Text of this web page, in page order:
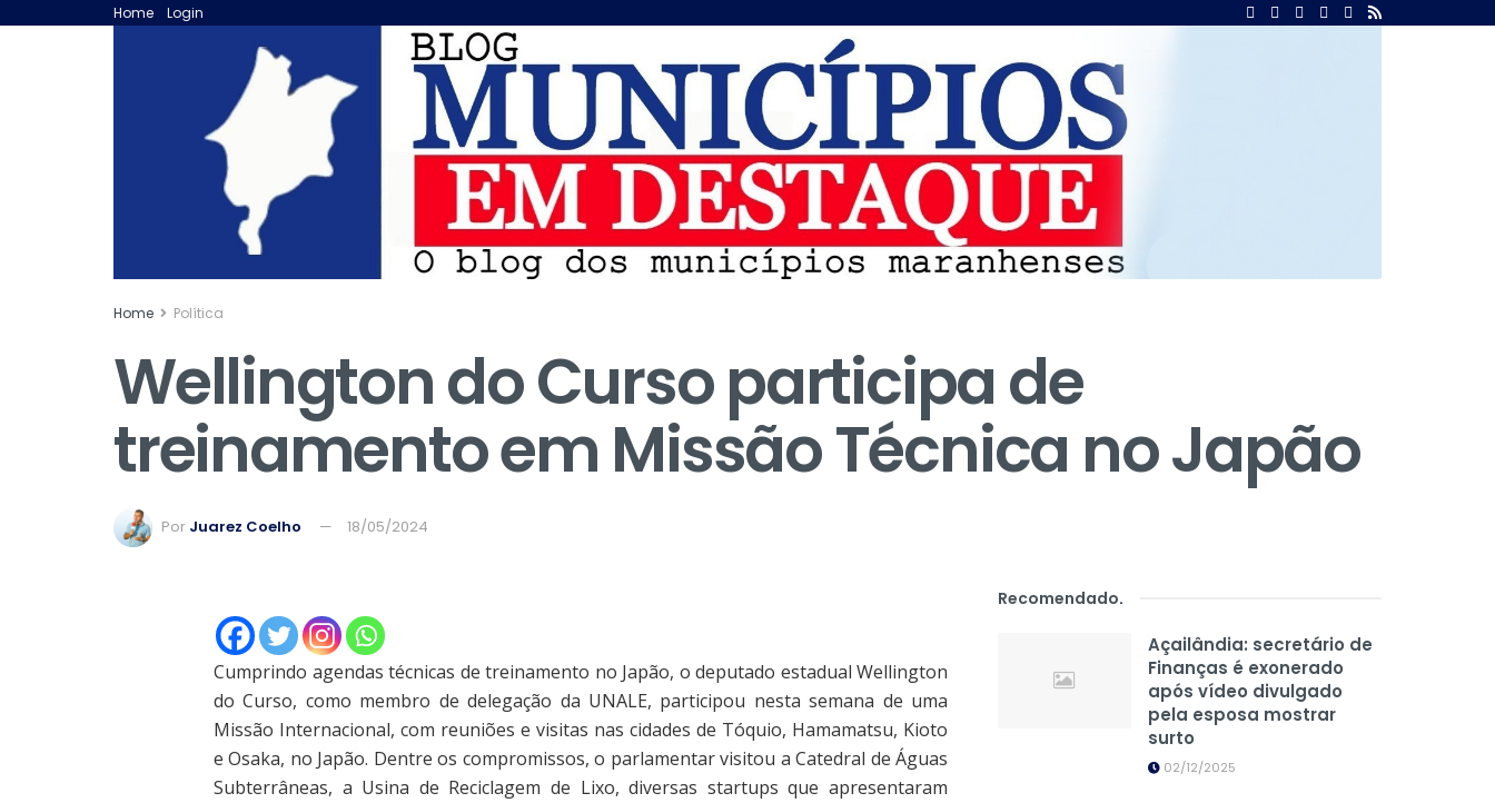
Home Login
Home Política
Wellington do Curso participa de
treinamento em Missão Técnica no Japão
Por Juarez Coelho 18/05/2024
Cumprindo agendas técnicas de treinamento no Japão, o deputado estadual Wellington
do Curso, como membro de delegação da UNALE, participou nesta semana de uma
Missão Internacional, com reuniões e visitas nas cidades de Tóquio, Hamamatsu, Kioto
e Osaka, no Japão. Dentre os compromissos, o parlamentar visitou a Catedral de Águas
Subterrâneas, a Usina de Reciclagem de Lixo, diversas startups que apresentaram
Recomendado.
Açailândia: secretário de
Finanças é exonerado
após vídeo divulgado
pela esposa mostrar
surto
02/12/2025